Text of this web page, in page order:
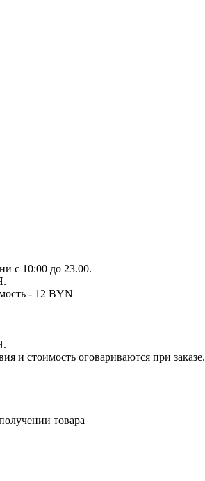
с 10:00 до 23.00.
- 12 BYN
и стоимость оговариваются при заказе.
товара